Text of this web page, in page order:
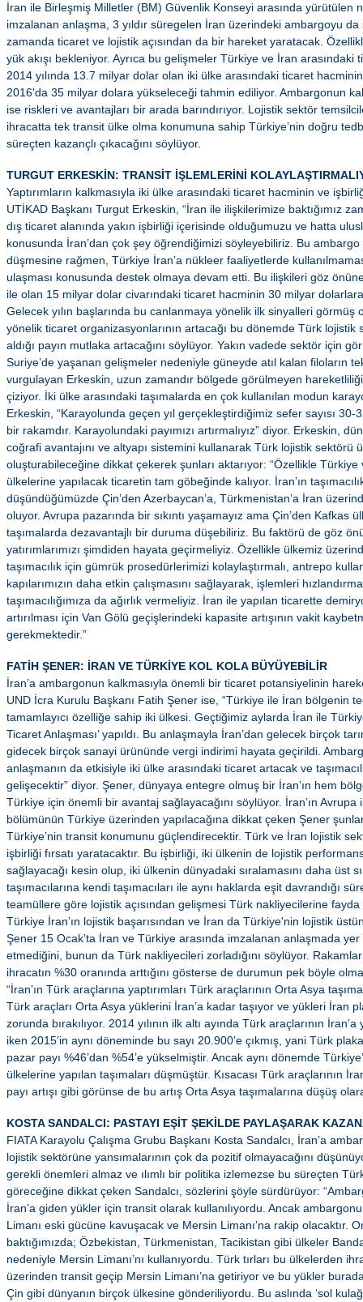
İran ile Birleşmiş Milletler (BM) Güvenlik Konseyi arasında yürütülen
imzalanan anlaşma, 3 yıldır süregelen İran üzerindeki ambargoyu da
zamanda ticaret ve lojistik açısından da bir hareket yaratacak.
yük akışı bekleniyor. Ayrıca bu gelişmeler Türkiye ve İran
2014 yılında 13.7 milyar dolar olan iki ülke arasındaki ticaret
2016'da 35 milyar dolara yükseleceği tahmin ediliyor. Ambargonun
ise riskleri ve avantajları bir arada barındırıyor. Lojistik sektör
ihracatta tek transit ülke olma konumuna sahip Türkiye’nin doğru
süreçten kazançlı çıkacağını söylüyor.
TURGUT ERKESKİN: TRANSİT İŞLEMLERİNİ
Yaptırımların kalkmasıyla iki ülke arasındaki ticaret hacminin ve
UTİKAD Başkanı Turgut Erkeskin, “İran ile ilişkilerimize baktığımız
dış ticaret alanında yakın işbirliği içerisinde olduğumuzu ve hatta
konusunda İran’dan çok şey öğrendiğimizi söyleyebiliriz. Bu
düşmesine rağmen, Türkiye İran’a nükleer faaliyetlerde
ulaşması konusunda destek olmaya devam etti. Bu ilişkileri göz önüne
ile olan 15 milyar dolar civarındaki ticaret hacminin 30 milyar
Gelecek yılın başlarında bu canlanmaya yönelik ilk sinyalleri görmüş
yönelik ticaret organizasyonlarının artacağı bu dönemde Türk
aldığı payın mutlaka artacağını söylüyor. Yakın vadede sektör için
Suriye’de yaşanan gelişmeler nedeniyle güneyde atıl kalan filoların
vurgulayan Erkeskin, uzun zamandır bölgede görülmeyen
çiziyor. İki ülke arasındaki taşımalarda en çok kullanılan modun
Erkeskin, “Karayolunda geçen yıl gerçekleştirdiğimiz sefer sayısı
bir rakamdır. Karayolundaki payımızı artırmalıyız” diyor. Erkeskin,
coğrafi avantajını ve altyapı sistemini kullanarak Türk lojistik sektörü
oluşturabileceğine dikkat çekerek şunları aktarıyor: “Özellikle Türkiye
ülkelerine yapılacak ticaretin tam göbeğinde kalıyor. İran’ın
düşündüğümüzde Çin’den Azerbaycan’a, Türkmenistan’a İran
oluyor. Avrupa pazarında bir sıkıntı yaşamayız ama Çin’den Kafkas
taşımalarda dezavantajlı bir duruma düşebiliriz. Bu faktörü de göz
yatırımlarımızı şimdiden hayata geçirmeliyiz. Özellikle ülkemiz
taşımacılık için gümrük prosedürlerimizi kolaylaştırmalı, antrepo
kapılarımızın daha etkin çalışmasını sağlayarak, işlemleri
taşımacılığımıza da ağırlık vermeliyiz. İran ile yapılan ticarette
artırılması için Van Gölü geçişlerindeki kapasite artışının vakit
gerekmektedir.”
FATİH ŞENER: İRAN VE TÜRKİYE KOL KOLA BÜYÜYEBİLİR
İran’a ambargonun kalkmasıyla önemli bir ticaret potansiyelinin
UND İcra Kurulu Başkanı Fatih Şener ise, “Türkiye ile İran bölgenin
tamamlayıcı özelliğe sahip iki ülkesi. Geçtiğimiz aylarda İran ile
Ticaret Anlaşması’ yapıldı. Bu anlaşmayla İran’dan gelecek birçok
gidecek birçok sanayi ürününde vergi indirimi hayata geçirildi.
anlaşmanın da etkisiyle iki ülke arasındaki ticaret artacak ve
gelişecektir” diyor. Şener, dünyaya entegre olmuş bir İran’ın hem
Türkiye için önemli bir avantaj sağlayacağını söylüyor. İran’ın
bölümünün Türkiye üzerinden yapılacağına dikkat çeken Şener
Türkiye’nin transit konumunu güçlendirecektir. Türk ve İran lojistik
işbirliği fırsatı yaratacaktır. Bu işbirliği, iki ülkenin de lojistik
sağlayacağı kesin olup, iki ülkenin dünyadaki sıralamasını daha üst
taşımacılarına kendi taşımacıları ile aynı haklarda eşit davrandığı
teamüllere göre lojistik açısından gelişmesi Türk nakliyecilerine
Türkiye İran’ın lojistik başarısından ve İran da Türkiye'nin lojistik
Şener 15 Ocak’ta İran ve Türkiye arasında imzalanan anlaşmada yer
etmediğini, bunun da Türk nakliyecileri zorladığını söylüyor. Rakamlar
ihracatın %30 oranında arttığını gösterse de durumun pek böyle
“İran’ın Türk araçlarına yaptırımları Türk araçlarının Orta Asya
Türk araçları Orta Asya yüklerini İran’a kadar taşıyor ve yükleri İran
zorunda bırakılıyor. 2014 yılının ilk altı ayında Türk araçlarının İran’a
iken 2015’in aynı döneminde bu sayı 20.900’e çıkmış, yani Türk
pazar payı %46’dan %54’e yükselmiştir. Ancak aynı dönemde
ülkelerine yapılan taşımaları düşmüştür. Kısacası Türk araçlarının
payı artışı gibi görünse de bu artış Orta Asya taşımalarına düşüş
KOSTA SANDALCI: PASTAYI EŞİT ŞEKİLDE PAYLAŞARAK
FIATA Karayolu Çalışma Grubu Başkanı Kosta Sandalcı, İran’a
lojistik sektörüne yansımalarının çok da pozitif olmayacağını
gerekli önemleri almaz ve ılımlı bir politika izlemezse bu süreçten
göreceğine dikkat çeken Sandalcı, sözlerini şöyle sürdürüyor:
İran’a giden yükler için transit olarak kullanılıyordu. Ancak
Limanı eski gücüne kavuşacak ve Mersin Limanı’na rakip olacaktır.
baktığımızda; Özbekistan, Türkmenistan, Tacikistan gibi ülkeler
nedeniyle Mersin Limanı’nı kullanıyordu. Türk tırları bu ülkelerden
üzerinden transit geçip Mersin Limanı’na getiriyor ve bu yükler
Çin gibi dünyanın birçok ülkesine gönderiliyordu. Bu aslında ‘sol